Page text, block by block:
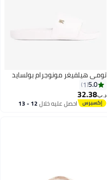
تومي هيلفيغر مونوجرام بولسايد
5.0
1
د.ب‏32.38
احصل عليه خلال 12 - 13